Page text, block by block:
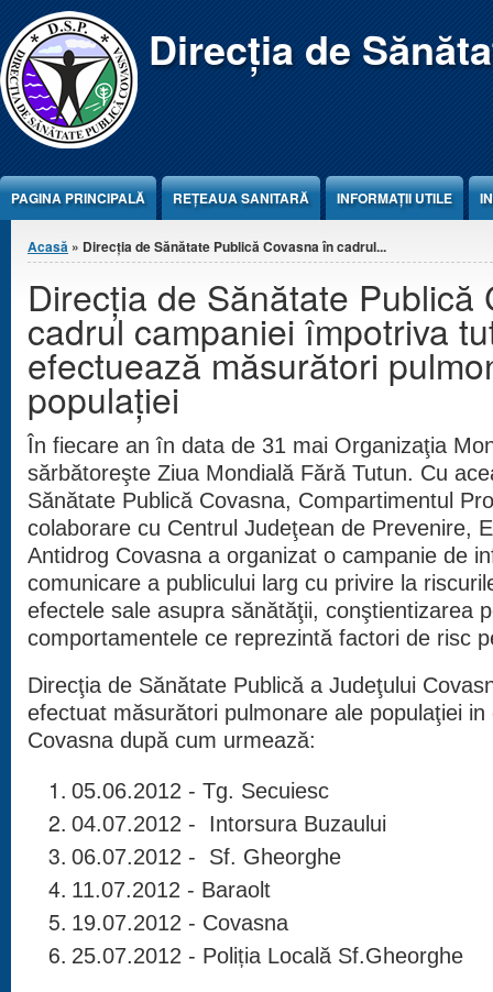
Jump to Content Direcția de
PAGINA PRINCIPALĂ REŢEAUA SANITARĂ INFORMAȚII UTILE
Eşti aici
Acasă » Direcția de Sănătate Publică Covasna în cadrul...
Direcția de Sănătate Publică
cadrul campaniei împotriva
efectuează măsurători
populaţiei
În fiecare an în data de 31 mai Organizaţia
sărbătoreşte Ziua Mondială Fără Tutun. Cu
Sănătate Publică Covasna, Compartimentul
colaborare cu Centrul Judeţean de Prevenire,
Antidrog Covasna a organizat o campanie de
comunicare a publicului larg cu privire la
efectele sale asupra sănătăţii, conştientizarea
comportamentele ce reprezintă factori de risc
Direcţia de Sănătate Publică a Judeţului
efectuat măsurători pulmonare ale populaţiei in
Covasna după cum urmează:
05.06.2012 - Tg. Secuiesc
04.07.2012 - Intorsura Buzaului
06.07.2012 - Sf. Gheorghe
11.07.2012 - Baraolt
19.07.2012 - Covasna
25.07.2012 - Poliția Locală Sf.Gheorghe